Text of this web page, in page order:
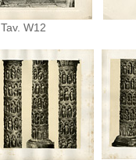
Tav. W12